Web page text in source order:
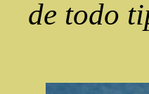
de todo